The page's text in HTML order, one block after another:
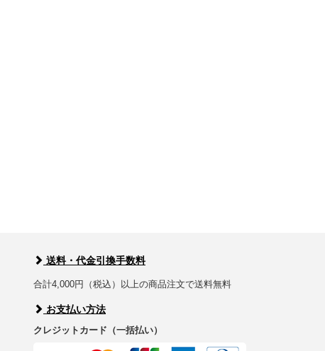
送料・代金引換手数料
合計4,000円（税込）以上の商品注文で送料無料
お支払い方法
クレジットカード（一括払い）